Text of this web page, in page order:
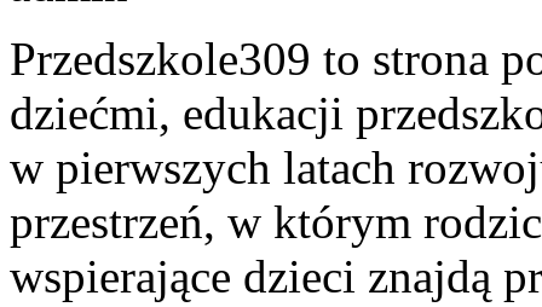
Przedszkole309 to strona
dziećmi, edukacji
w pierwszych latach
przestrzeń, w którym
wspierające dzieci znajdą